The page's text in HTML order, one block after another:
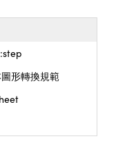
形轉換規範